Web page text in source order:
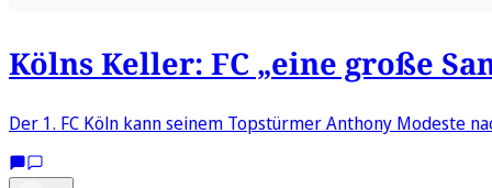
Kölns Keller: FC „eine große
Der 1. FC Köln kann seinem Topstürmer Anthony Modeste